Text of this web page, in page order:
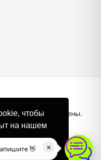
Все права зашищены.
×
👋
чтобы
на нашем